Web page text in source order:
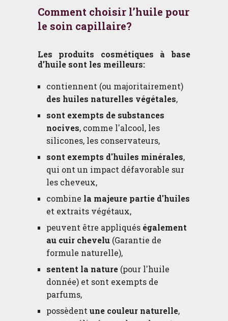
Comment choisir l’huile pour
le soin capillaire?
Les produits cosmétiques à base
d’huile sont les meilleurs:
contiennent (ou majoritairement)
des huiles naturelles végétales,
sont exempts de substances
nocives, comme l'alcool, les
silicones, les conservateurs,
sont exempts d'huiles minérales,
qui ont un impact défavorable sur
les cheveux,
combine la majeure partie d'huiles
et extraits végétaux,
peuvent être appliqués également
au cuir chevelu(Garantie de
formule naturelle),
sentent la nature(pour l'huile
donnée) et sont exempts de
parfums,
possèdentune couleur naturelle,